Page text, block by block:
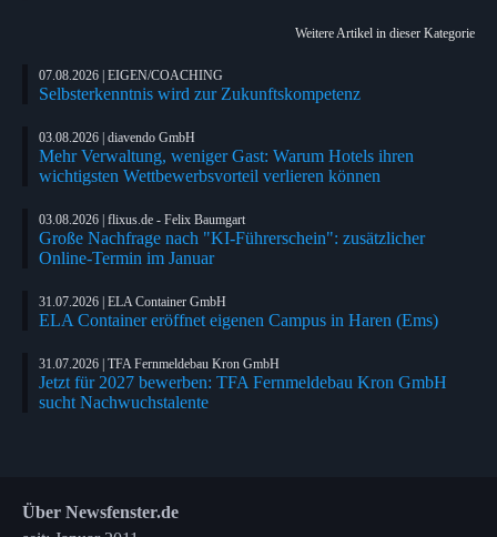
Weitere Artikel in dieser Kategorie
07.08.2026 | EIGEN/COACHING
Selbsterkenntnis wird zur Zukunftskompetenz
03.08.2026 | diavendo GmbH
Mehr Verwaltung, weniger Gast: Warum Hotels ihren
wichtigsten Wettbewerbsvorteil verlieren können
03.08.2026 | flixus.de - Felix Baumgart
Große Nachfrage nach "KI-Führerschein": zusätzlicher
Online-Termin im Januar
31.07.2026 | ELA Container GmbH
ELA Container eröffnet eigenen Campus in Haren (Ems)
31.07.2026 | TFA Fernmeldebau Kron GmbH
Jetzt für 2027 bewerben: TFA Fernmeldebau Kron GmbH
sucht Nachwuchstalente
Über Newsfenster.de